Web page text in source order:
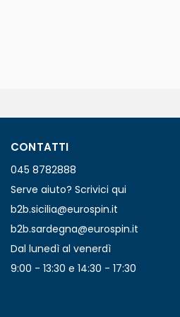
CONTATTI
045 8782888
Serve aiuto? Scrivici qui
b2b.sicilia@eurospin.it
b2b.sardegna@eurospin.it
Dal lunedì al venerdì
9:00 - 13:30 e 14:30 - 17:30